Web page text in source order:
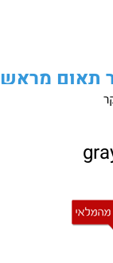
תאום מראש
052-
04-